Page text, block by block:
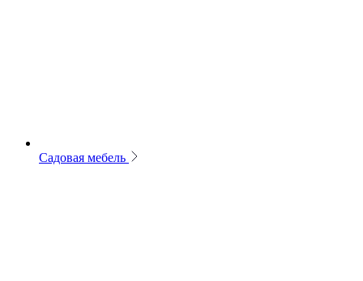
Садовая мебель